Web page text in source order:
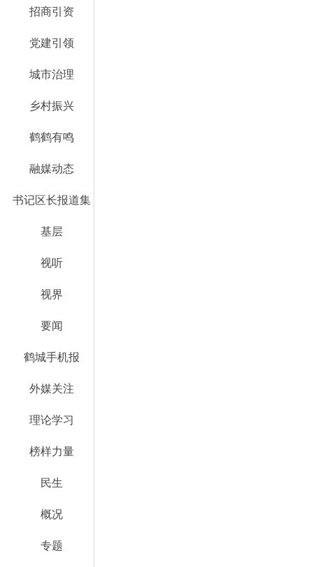
招商引资
党建引领
城市治理
乡村振兴
鹤鹤有鸣
融媒动态
书记区长报道集
基层
视听
视界
要闻
鹤城手机报
外媒关注
理论学习
榜样力量
民生
概况
专题